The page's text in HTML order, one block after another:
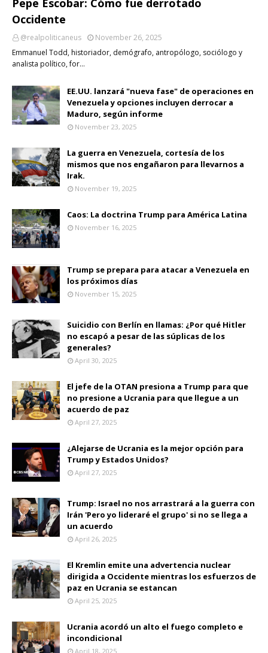
Occidente
@realpoliticaneus
November 26, 2025
Emmanuel Todd, historiador, demógrafo, antropólogo, sociólogo y
analista político, for…
EE.UU. lanzará "nueva fase" de operaciones en
Venezuela y opciones incluyen derrocar a
Maduro, según informe
November 23, 2025
La guerra en Venezuela, cortesía de los
mismos que nos engañaron para llevarnos a
Irak.
November 19, 2025
Caos: La doctrina Trump para América Latina
November 16, 2025
Trump se prepara para atacar a Venezuela en
los próximos días
November 15, 2025
Suicidio con Berlín en llamas: ¿Por qué Hitler
no escapó a pesar de las súplicas de los
generales?
April 30, 2025
El jefe de la OTAN presiona a Trump para que
no presione a Ucrania para que llegue a un
acuerdo de paz
April 27, 2025
¿Alejarse de Ucrania es la mejor opción para
Trump y Estados Unidos?
April 27, 2025
Trump: Israel no nos arrastrará a la guerra con
Irán 'Pero yo lideraré el grupo' si no se llega a
un acuerdo
April 26, 2025
El Kremlin emite una advertencia nuclear
dirigida a Occidente mientras los esfuerzos de
paz en Ucrania se estancan
April 25, 2025
Ucrania acordó un alto el fuego completo e
incondicional
April 18, 2025